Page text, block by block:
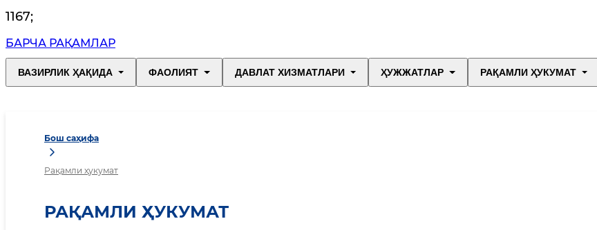
1167;
БАРЧА РАҚАМЛАР
ВАЗИРЛИК ҲАҚИДА ФАОЛИЯТ ДАВЛАТ ХИЗМАТЛАРИ ҲУЖЖАТЛАР РАҚАМЛИ ҲУКУМАТ
Бош саҳифа
Рақамли ҳукумат
РАҚАМЛИ ҲУКУМАТ